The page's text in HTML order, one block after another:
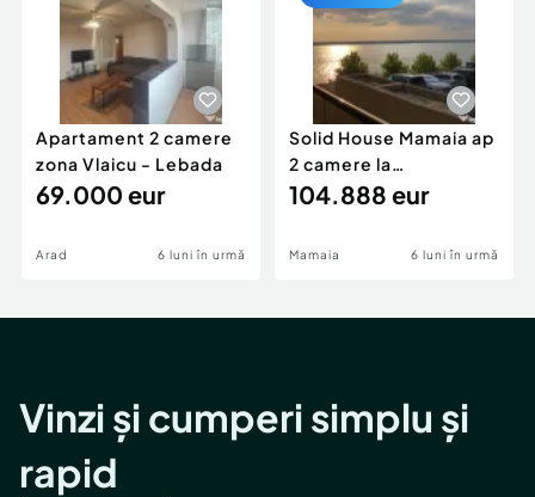
Apartament 2 camere
zona Vlaicu - Lebada
69.000 eur
Arad 6 luni în urmă
Solid House Mamaia ap
2 camere la
cheie,langa Mega
104.888 eur
Mamaia 6 luni în urmă
Vinzi și cumperi simplu și
rapid